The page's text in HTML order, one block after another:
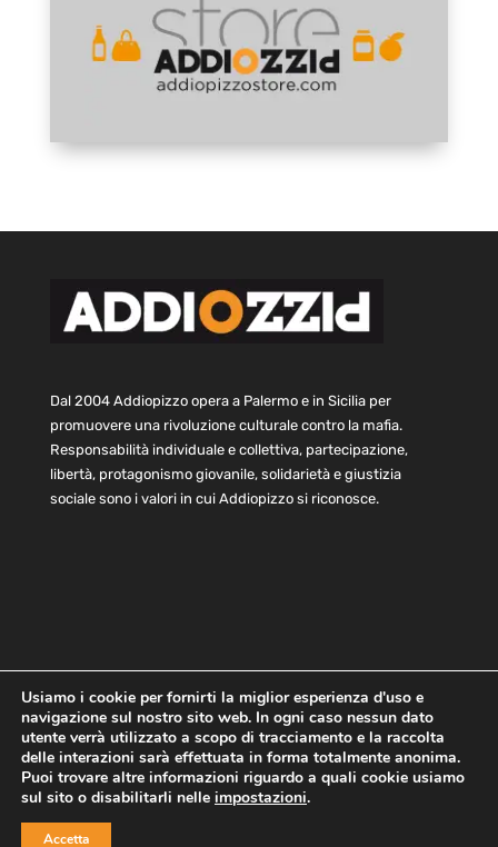
Dal 2004 Addiopizzo opera a Palermo e in Sicilia per
promuovere una rivoluzione culturale contro la mafia.
Responsabilità individuale e collettiva, partecipazione,
libertà, protagonismo giovanile, solidarietà e giustizia
sociale sono i valori in cui Addiopizzo si riconosce.
Home Statuto e bilancio
Contatti
Privacy
Cookie Child Protection Policy
Copyright © 2021 AddioPizzo | Tutti i diritti riservati | Sede
Usiamo i cookie per fornirti la miglior esperienza d'uso e
navigazione sul nostro sito web. In ogni caso nessun dato
utente verrà utilizzato a scopo di tracciamento e la raccolta
delle interazioni sarà effettuata in forma totalmente anonima.
Puoi trovare altre informazioni riguardo a quali cookie usiamo
sul sito o disabilitarli nelle impostazioni.
Accetta